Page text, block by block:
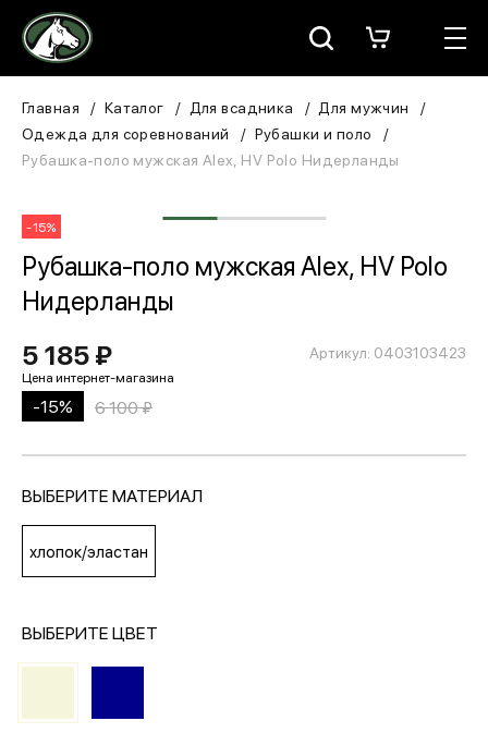
Москва
Для всадника
В конюшню
ЗООТОВАРЫ
Для собаки
Сувениры/Подарки
МЕДИА
ПОКУПАТЕЛЯМ
Главная Каталог Для всадника
Для мужчин
Одежда для соревнований
Рубашки и поло
Рубашка-поло мужская Alex, HV Polo Нидерланды
-15%
Рубашка-поло мужская Alex, HV Polo
Нидерланды
Артикул: 0403103423
5 185 ₽
-15% 6 100 ₽
ВЫБЕРИТЕ МАТЕРИАЛ
хлопок/эластан
ВЫБЕРИТЕ ЦВЕТ